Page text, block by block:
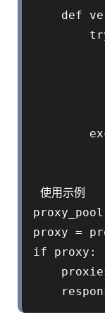
def
使用示例
proxy =
if proxy: